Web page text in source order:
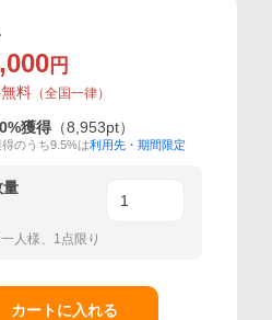
円
料 （全国一律）
%獲得 （8,953pt）
得のうち9.5%は利用先・期間限定
量
人様、1点限り
カートに入れる